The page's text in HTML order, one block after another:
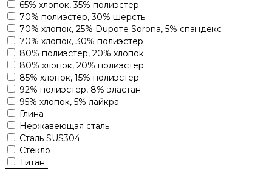
65% хлопок, 35% полиэстер
70% полиэстер, 30% шерсть
70% хлопок, 25% Dupoте Sorona, 5% спандекс
70% хлопок, 30% полиэстер
80% полиэстер, 20% хлопок
80% хлопок, 20% полиэстер
85% хлопок, 15% полиэстер
92% полиэстер, 8% эластан
95% хлопок, 5% лайкра
Глина
Нержавеющая сталь
Сталь SUS304
Стекло
Титан